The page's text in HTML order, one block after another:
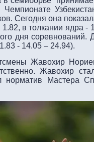
Сегодня она
в толкании ядра -
дня
- 14.05 – 24.94).
Жавохир
Жавохир
Мастера